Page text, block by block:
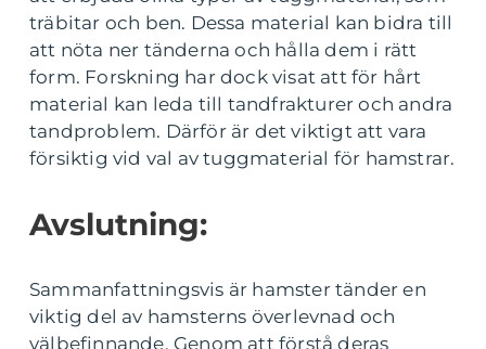
träbitar och ben. Dessa material kan bidra till
att nöta ner tänderna och hålla dem i rätt
form. Forskning har dock visat att för hårt
material kan leda till tandfrakturer och andra
tandproblem. Därför är det viktigt att vara
försiktig vid val av tuggmaterial för hamstrar.
Avslutning:
Sammanfattningsvis är hamster tänder en
viktig del av hamsterns överlevnad och
välbefinnande. Genom att förstå deras